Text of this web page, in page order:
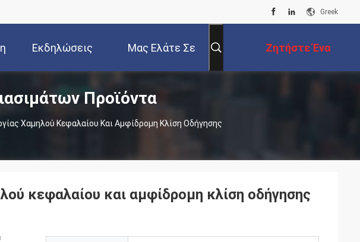
Greek
Εκδηλώσεις Μας Ελάτε Σε
Επαφή Με
Ζητήστε Ένα
Απόσπασμα
Προϊόντα
Χαμηλού Κεφαλαίου Και Αμφίδρομη Κλίση Οδήγησης
κεφαλαίου και αμφίδρομη κλίση οδήγησης